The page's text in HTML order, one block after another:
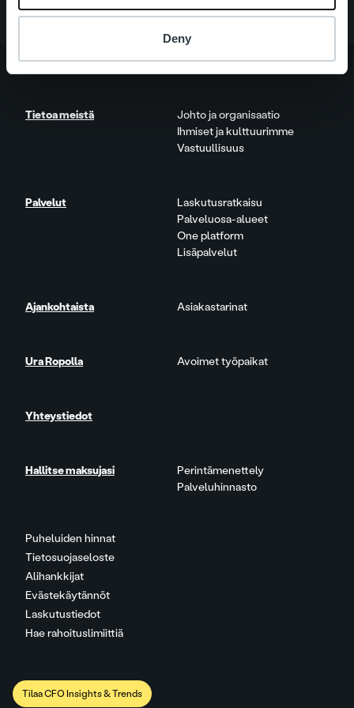
Deny
Puheluiden hinnat
Tietosuojaseloste
Alihankkijat
Evästekäytännöt
Laskutustiedot
Hae rahoituslimiittiä
Tietoa meistä
Johto ja organisaatio
Ihmiset ja kulttuurimme
Vastuullisuus
Palvelut
Laskutusratkaisu
Palveluosa-alueet
One platform
Lisäpalvelut
Ajankohtaista Asiakastarinat
Ura Ropolla Avoimet työpaikat
Yhteystiedot
Hallitse maksujasi
Perintämenettely
Palveluhinnasto
Tilaa CFO Insights & Trends